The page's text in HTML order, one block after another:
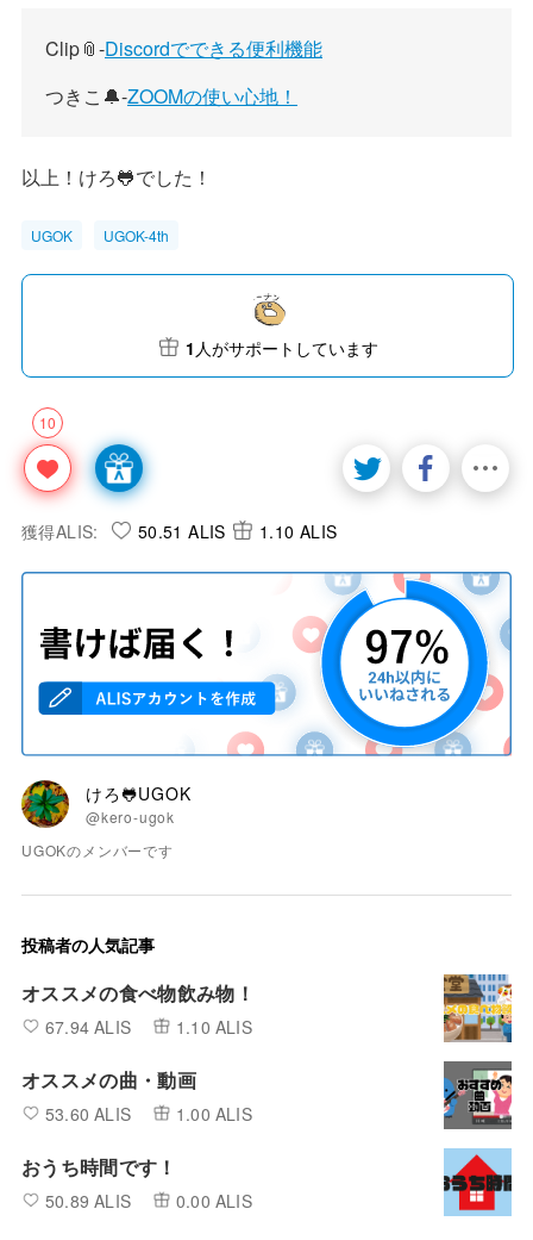
Clip📎-Discordでできる便利機能
つきこ🔔-ZOOMの使い心地！
以上！けろ🐸でした！
UGOK UGOK-4th
10
1 人がサポートしています
獲得ALIS: 50.51 ALIS 1.10 ALIS
けろ🐸UGOK
@kero-ugok
UGOKのメンバーです
投稿者の人気記事
オススメの食べ物飲み物！
67.94 ALIS 1.10 ALIS
オススメの曲・動画
53.60 ALIS 1.00 ALIS
おうち時間です！
50.89 ALIS 0.00 ALIS